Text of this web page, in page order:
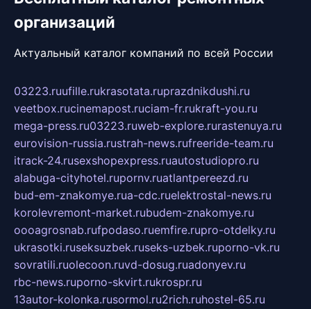
организаций
Актуальный каталог компаний по всей России
03223.ruufille.rukrasotata.ruprazdnikdushi.ru
veetbox.rucinemapost.ruciam-fr.rukraft-you.ru
mega-press.ru03223.ruweb-explore.rurastenuya.ru
eurovision-russia.rustrah-news.rufreeride-team.ru
itrack-24.rusexshopexpress.ruautostudiopro.ru
alabuga-cityhotel.rupornv.ruatlantpereezd.ru
bud-em-znakomye.rua-cdc.ruelektrostal-news.ru
korolevremont-market.rubudem-znakomye.ru
oooagrosnab.rufpodaso.ruemfire.rupro-otdelky.ru
ukrasotki.ruseksuzbek.ruseks-uzbek.ruporno-vk.ru
sovratili.ruolecoon.ruvd-dosug.ruadonyev.ru
rbc-news.ruporno-skvirt.rukrospr.ru
13autor-kolonka.rusormol.ru2rich.ruhostel-65.ru